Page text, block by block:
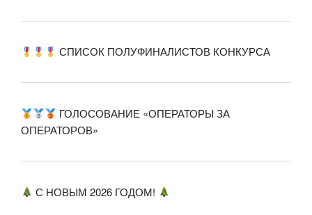
СПИСОК ПОЛУФИНАЛИСТОВ КОНКУРСА
ГОЛОСОВАНИЕ «ОПЕРАТОРЫ ЗА
ОПЕРАТОРОВ»
С НОВЫМ 2026 ГОДОМ!